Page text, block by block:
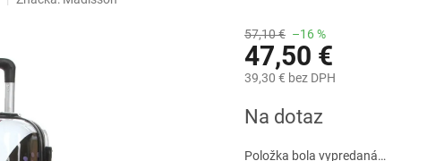
57,10 € –16 %
47,50 €
39,30 € bez DPH
cena:
Na dotaz
Položka bola vypredaná…